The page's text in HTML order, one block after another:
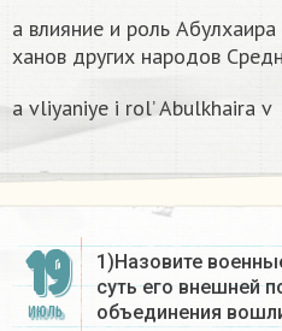
а влияние и роль
ханов других народов
a vliyaniye i rol’ Abulkhaira v
19
ИЮЛЬ
1)Назовите
суть его внешней
объединения